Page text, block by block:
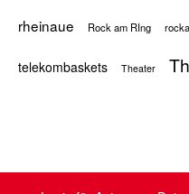
rheinaue Rock am RIng
telekombaskets Theater